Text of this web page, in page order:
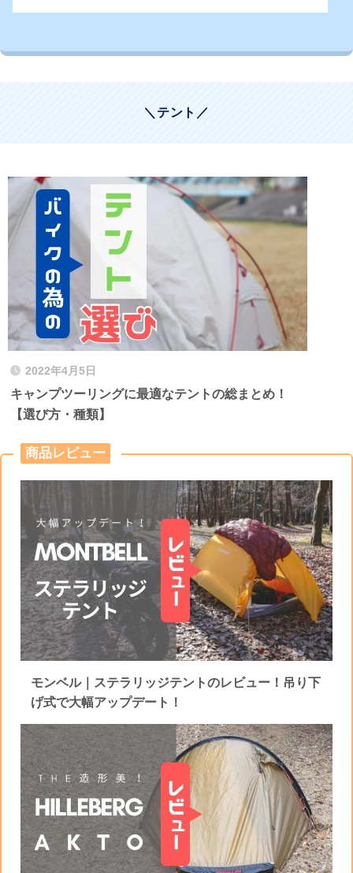
＼テント／
2022年4月5日
キャンプツーリングに最適なテントの総まとめ！
【選び方・種類】
商品レビュー
モンベル｜ステラリッジテントのレビュー！吊り下
げ式で大幅アップデート！